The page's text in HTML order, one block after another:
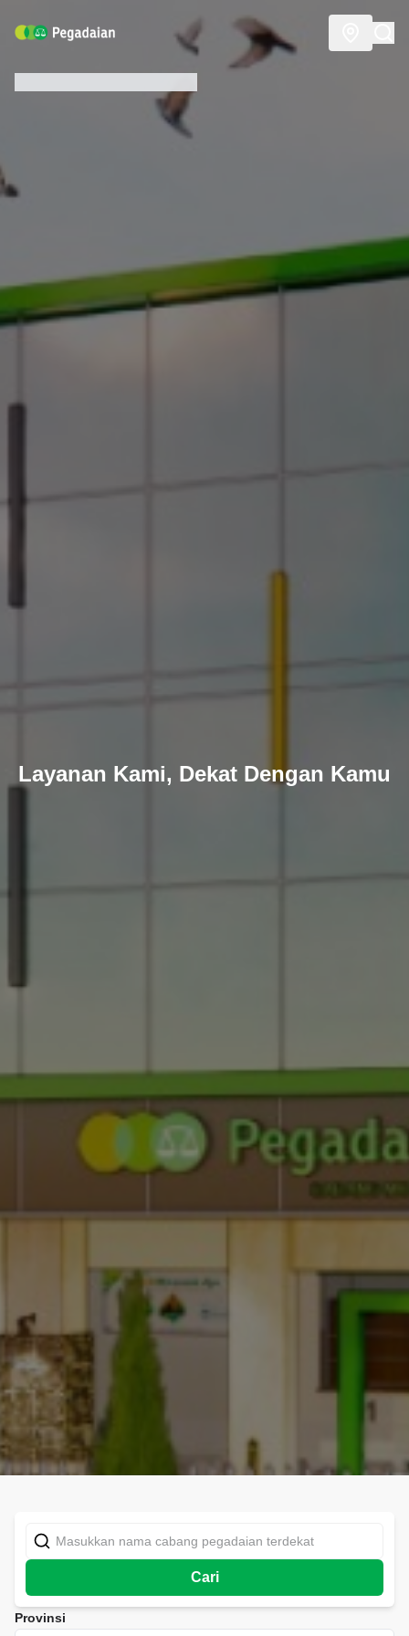
Layanan Kami, Dekat Dengan Kamu
Cari
Provinsi